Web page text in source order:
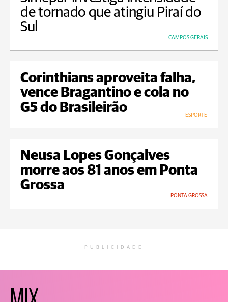
de tornado que atingiu Piraí do
Sul
CAMPOS GERAIS
Corinthians aproveita falha,
vence Bragantino e cola no
G5 do Brasileirão
ESPORTE
Neusa Lopes Gonçalves
morre aos 81 anos em Ponta
Grossa
PONTA GROSSA
PUBLICIDADE